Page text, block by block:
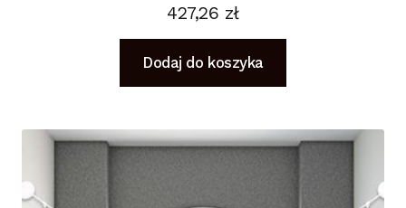
427,26 zł
Dodaj do koszyka